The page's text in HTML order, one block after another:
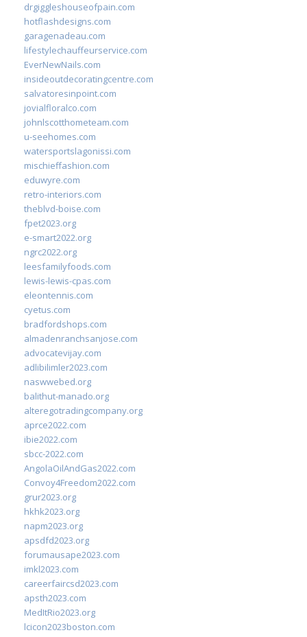
drgiggleshouseofpain.com
hotflashdesigns.com
garagenadeau.com
lifestylechauffeurservice.com
EverNewNails.com
insideoutdecoratingcentre.com
salvatoresinpoint.com
jovialfloralco.com
johnlscotthometeam.com
u-seehomes.com
watersportslagonissi.com
mischieffashion.com
eduwyre.com
retro-interiors.com
theblvd-boise.com
fpet2023.org
e-smart2022.org
ngrc2022.org
leesfamilyfoods.com
lewis-lewis-cpas.com
eleontennis.com
cyetus.com
bradfordshops.com
almadenranchsanjose.com
advocatevijay.com
adlibilimler2023.com
naswwebed.org
balithut-manado.org
alteregotradingcompany.org
aprce2022.com
ibie2022.com
sbcc-2022.com
AngolaOilAndGas2022.com
Convoy4Freedom2022.com
grur2023.org
hkhk2023.org
napm2023.org
apsdfd2023.org
forumausape2023.com
imkl2023.com
careerfaircsd2023.com
apsth2023.com
MedItRio2023.org
lcicon2023boston.com